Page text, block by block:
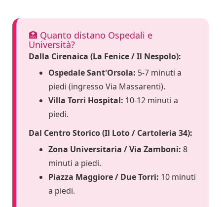
🏥 Quanto distano Ospedali e
Università?
Dalla Cirenaica (La Fenice / Il Nespolo):
Ospedale Sant'Orsola: 5-7 minuti a
piedi (ingresso Via Massarenti).
Villa Torri Hospital: 10-12 minuti a
piedi.
Dal Centro Storico (Il Loto / Cartoleria 34):
Zona Universitaria / Via Zamboni: 8
minuti a piedi.
Piazza Maggiore / Due Torri: 10 minuti
a piedi.